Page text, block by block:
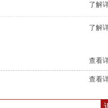
了解
了解
查看
查看